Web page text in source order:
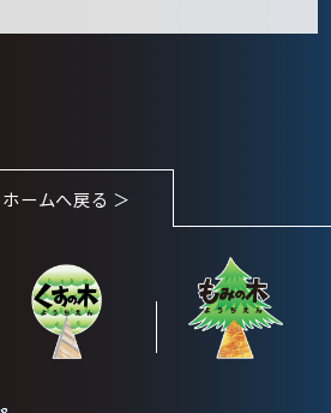
ホームへ戻る ＞